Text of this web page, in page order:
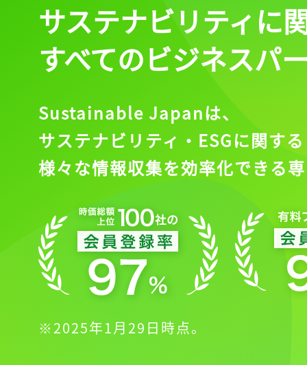
サステナビリティに
すべてのビジネスパ
Sustainable Japanは、
サステナビリティ・ESGに関する
様々な情報収集を効率化できる
※2025年1月29日時点。